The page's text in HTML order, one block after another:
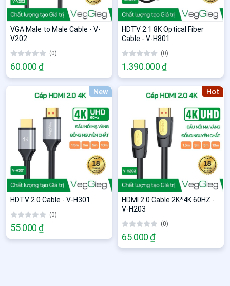
VGA Male to Male Cable - V-
V202
(0)
60.000 ₫
HDTV 2.1 8K Optical Fiber
Cable - V-H801
(0)
1.390.000 ₫
New
HDTV 2.0 Cable - V-H301
(0)
55.000 ₫
Hot
HDMI 2.0 Cable 2K*4K 60HZ -
V-H203
(0)
65.000 ₫